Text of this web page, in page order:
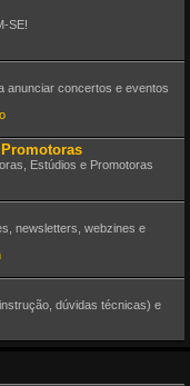
SE!
anunciar concertos e eventos
Estúdios e Promotoras
newsletters, webzines e
dúvidas técnicas) e